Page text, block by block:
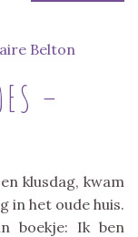
–
klusdag, kwam
in het oude huis.
boekje: Ik ben